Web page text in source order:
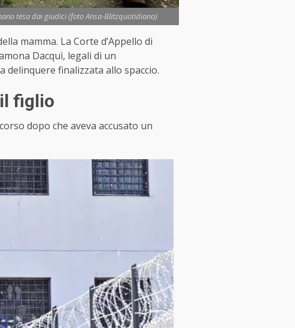
tesa dai giudici (foto Ansa-Blitzquotidiano)
mamma. La Corte d’Appello di
Dacquì, legali di un
delinquere finalizzata allo spaccio.
figlio
dopo che aveva accusato un